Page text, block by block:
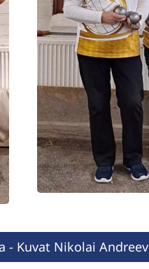
- Kuvat Nikolai Andreev